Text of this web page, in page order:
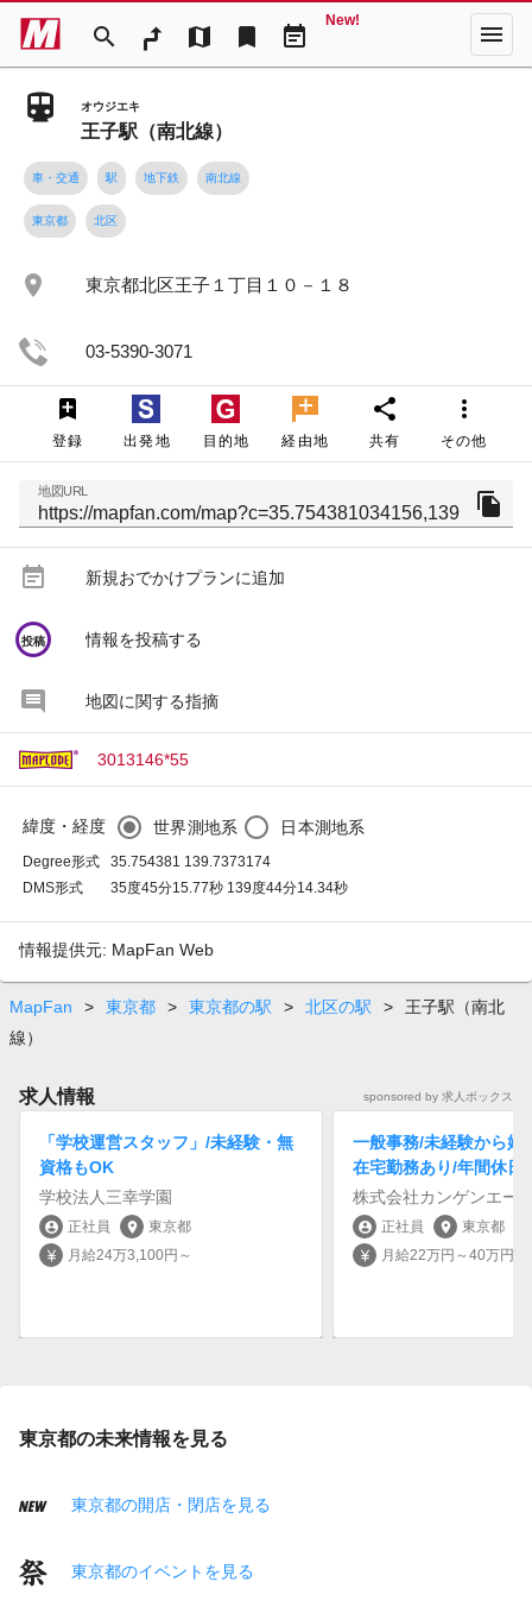
search map bookmark event_note
New! menu
オウジエキ
王子駅（南北線）
車・交通 駅 地下鉄 南北線
東京都 北区
place 東京都北区王子１丁目１０－１８
03-5390-3071
登録 出発地 目的地 経由地
share
共有
more_vert
その他
地図URL file_copy
event_note 新規おでかけプランに追加
circle
投稿 情報を投稿する
地図に関する指摘
3013146*55
緯度・経度 世界測地系 日本測地系
Degree形式
35.754381 139.7373174
DMS形式
35度45分15.77秒 139度44分14.34秒
情報提供元: MapFan Web
MapFan > 東京都 > 東京都の駅 > 北区の駅 >
王子駅（南北
線）
求人情報 sponsored by 求人ボックス
「学校運営スタッフ」/未経験・無
資格もOK
学校法人三幸学園
account_circle 正社員 location_on 東京都
currency_yen 月給24万3,100円～
一般事務/未経験から始
在宅勤務あり/年間休日
株式会社カンゲンエー
account_circle 正社員 location_on 東京都
currency_yen 月給22万円～40万円
東京都の未来情報を見る
東京都の開店・閉店を見る
東京都のイベントを見る